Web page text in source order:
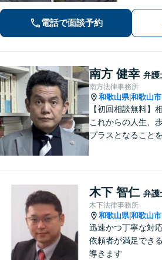
談下さい。
電話で面談予約
南方 健幸 弁護
南方法律事務所
和歌山県|和歌山市
【初回相談無料】
これからの人生、
プラスとなること
はもちろん、関西
ご相談いただくこ
す。
木下 智仁 弁護
木下法律事務所
和歌山県|和歌山市
迅速かつ丁寧な対
依頼者が満足でき
導きます